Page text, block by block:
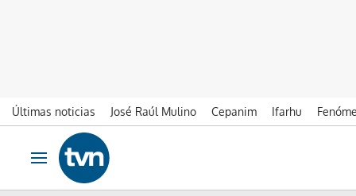
Últimas noticias José Raúl Mulino Cepanim Ifarhu
Ir al contenido
Obrir navegació